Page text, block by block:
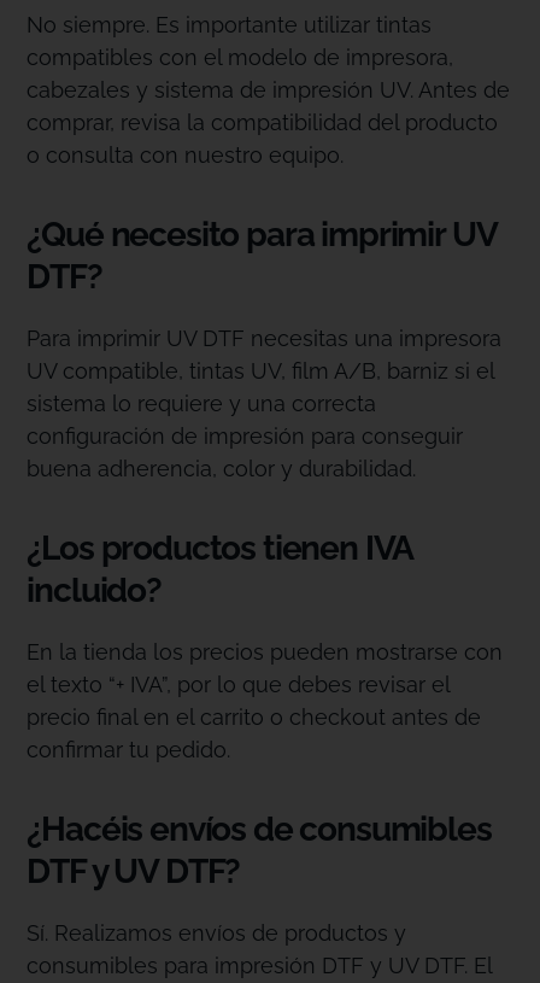
No siempre. Es importante utilizar tintas
compatibles con el modelo de impresora,
cabezales y sistema de impresión UV. Antes de
comprar, revisa la compatibilidad del producto
o consulta con nuestro equipo.
¿Qué necesito para imprimir UV
DTF?
Para imprimir UV DTF necesitas una impresora
UV compatible, tintas UV, film A/B, barniz si el
sistema lo requiere y una correcta
configuración de impresión para conseguir
buena adherencia, color y durabilidad.
¿Los productos tienen IVA
incluido?
En la tienda los precios pueden mostrarse con
el texto “+ IVA”, por lo que debes revisar el
precio final en el carrito o checkout antes de
confirmar tu pedido.
¿Hacéis envíos de consumibles
DTF y UV DTF?
Sí. Realizamos envíos de productos y
consumibles para impresión DTF y UV DTF. El